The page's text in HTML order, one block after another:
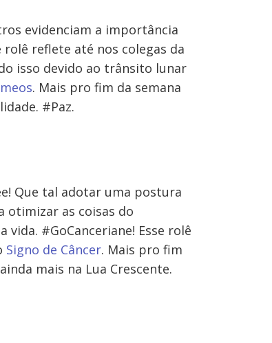
evidenciam a importância
reflete até nos colegas da
isso devido ao trânsito lunar
. Mais pro fim da semana
#Paz.
Que tal adotar uma postura
otimizar as coisas do
#GoCanceriane! Esse rolê
Signo de Câncer. Mais pro fim
mais na Lua Crescente.